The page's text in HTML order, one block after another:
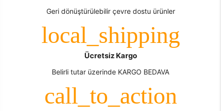
Geri dönüştürülebilir çevre dostu ürünler
Ücretsiz Kargo
Belirli tutar üzerinde KARGO BEDAVA